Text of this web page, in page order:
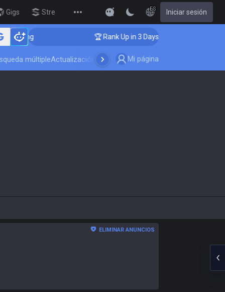
Gigs Streamer Overlay New
ES Iniciar sesión
🏆 Rank Up in 3 Days! Challenger Coaching
múltipleActualización del juego Mi página
ELIMINAR ANUNCIOS